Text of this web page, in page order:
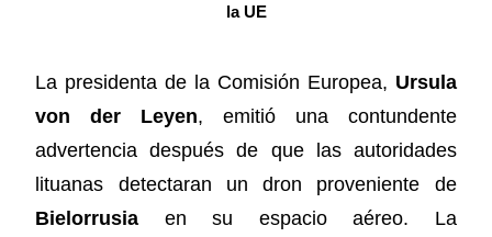
la UE
La presidenta de la Comisión Europea, Ursula
von der Leyen, emitió una contundente
advertencia después de que las autoridades
lituanas detectaran un dron proveniente de
Bielorrusia en su espacio aéreo. La